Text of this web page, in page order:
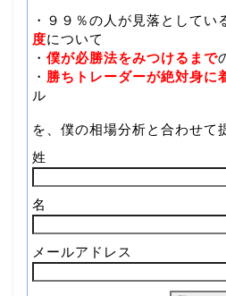
・９９％の人が見落としてい
度について
・ 僕が必勝法をみつけるまで
・ 勝ちトレーダーが絶対身に
ル
を、僕の相場分析と合わせて
姓
名
メールアドレス